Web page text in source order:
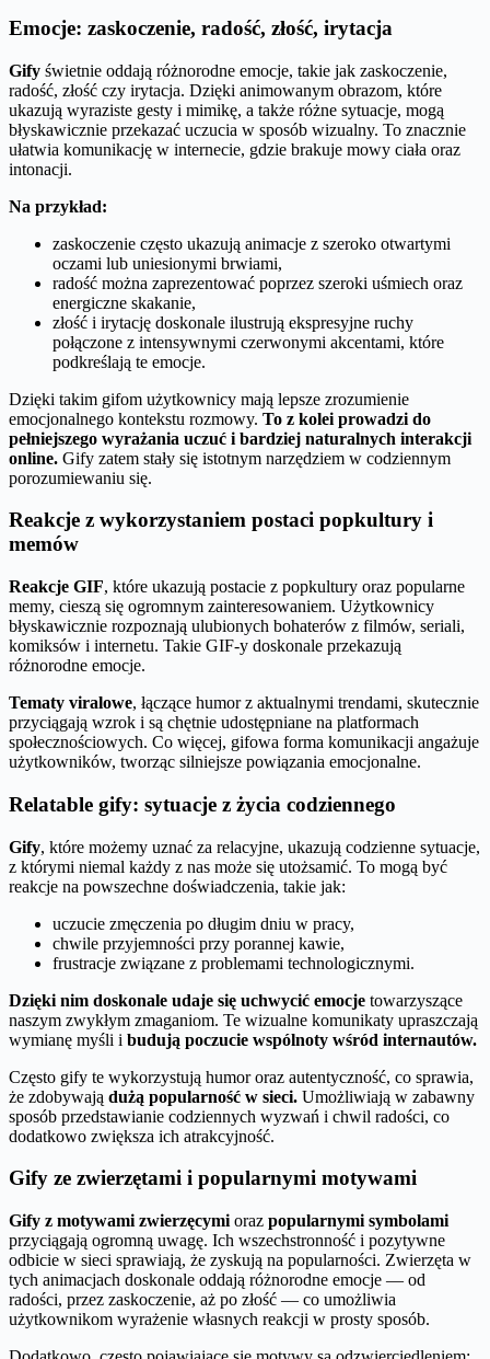
Emocje: zaskoczenie, radość, złość, irytacja
Gify świetnie oddają różnorodne emocje, takie jak zaskoczenie,
radość, złość czy irytacja. Dzięki animowanym obrazom, które
ukazują wyraziste gesty i mimikę, a także różne sytuacje, mogą
błyskawicznie przekazać uczucia w sposób wizualny. To znacznie
ułatwia komunikację w internecie, gdzie brakuje mowy ciała oraz
intonacji.
Na przykład:
zaskoczenie często ukazują animacje z szeroko otwartymi
oczami lub uniesionymi brwiami,
radość można zaprezentować poprzez szeroki uśmiech oraz
energiczne skakanie,
złość i irytację doskonale ilustrują ekspresyjne ruchy
połączone z intensywnymi czerwonymi akcentami, które
podkreślają te emocje.
Dzięki takim gifom użytkownicy mają lepsze zrozumienie
emocjonalnego kontekstu rozmowy. To z kolei prowadzi do
pełniejszego wyrażania uczuć i bardziej naturalnych interakcji
online. Gify zatem stały się istotnym narzędziem w codziennym
porozumiewaniu się.
Reakcje z wykorzystaniem postaci popkultury i
memów
Reakcje GIF, które ukazują postacie z popkultury oraz popularne
memy, cieszą się ogromnym zainteresowaniem. Użytkownicy
błyskawicznie rozpoznają ulubionych bohaterów z filmów, seriali,
komiksów i internetu. Takie GIF-y doskonale przekazują
różnorodne emocje.
Tematy viralowe, łączące humor z aktualnymi trendami, skutecznie
przyciągają wzrok i są chętnie udostępniane na platformach
społecznościowych. Co więcej, gifowa forma komunikacji angażuje
użytkowników, tworząc silniejsze powiązania emocjonalne.
Relatable gify: sytuacje z życia codziennego
Gify, które możemy uznać za relacyjne, ukazują codzienne sytuacje,
z którymi niemal każdy z nas może się utożsamić. To mogą być
reakcje na powszechne doświadczenia, takie jak:
uczucie zmęczenia po długim dniu w pracy,
chwile przyjemności przy porannej kawie,
frustracje związane z problemami technologicznymi.
Dzięki nim doskonale udaje się uchwycić emocje towarzyszące
naszym zwykłym zmaganiom. Te wizualne komunikaty upraszczają
wymianę myśli i budują poczucie wspólnoty wśród internautów.
Często gify te wykorzystują humor oraz autentyczność, co sprawia,
że zdobywają dużą popularność w sieci. Umożliwiają w zabawny
sposób przedstawianie codziennych wyzwań i chwil radości, co
dodatkowo zwiększa ich atrakcyjność.
Gify ze zwierzętami i popularnymi motywami
Gify z motywami zwierzęcymi oraz popularnymi symbolami
przyciągają ogromną uwagę. Ich wszechstronność i pozytywne
odbicie w sieci sprawiają, że zyskują na popularności. Zwierzęta w
tych animacjach doskonale oddają różnorodne emocje — od
radości, przez zaskoczenie, aż po złość — co umożliwia
użytkownikom wyrażenie własnych reakcji w prosty sposób.